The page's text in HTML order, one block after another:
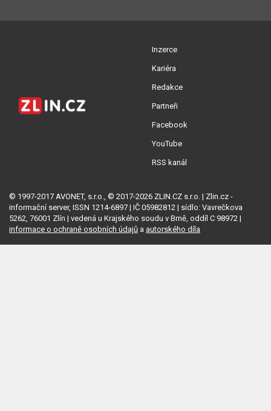
Inzerce
Kariéra
Redakce
Partneři
Facebook
YouTube
RSS kanál
© 1997-2017 AVONET, s.r.o., © 2017-2026 ZLIN.CZ s.r.o. | Zlin.cz -
informační server, ISSN 1214-6897 | IČ 05982812 | sídlo: Vavrečkova
5262, 76001 Zlín | vedená u Krajského soudu v Brně, oddíl C 98972 |
informace o ochraně osobních údajů a autorského díla